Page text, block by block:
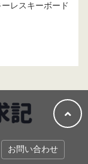
ーレスキーボード
お問い合わせ